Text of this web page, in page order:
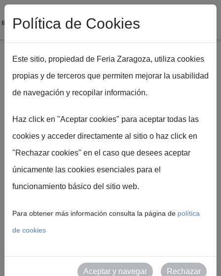
Pasar al contenido principal
Ruta de navegación
Galería de Imágenes
Accede al archivo visual oficial de Feria de
citar como fuente a Feria de Zaragoza. Queda
Política de Cookies
Este sitio, propiedad de Feria Zaragoza, utiliza cookies
propias y de terceros que permiten mejorar la usabilidad
de navegación y recopilar información.
Haz click en "Aceptar cookies" para aceptar todas las
cookies y acceder directamente al sitio o haz click en
"Rechazar cookies" en el caso que desees aceptar
únicamente las cookies esenciales para el
funcionamiento básico del sitio web.
Para obtener más información consulta la página de política
de cookies
Aceptar y navegar Rechazar